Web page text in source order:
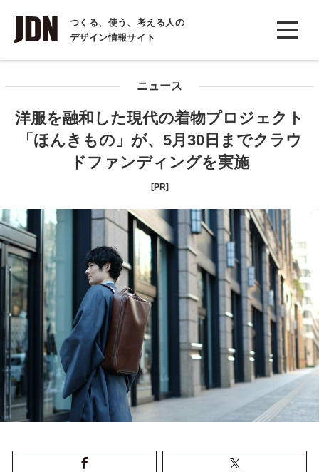
つくる、使う、考える人の
デザイン情報サイト
INTERVIEW
インタビュー
COLUMN
コラム
ニュース
洋服を融和した現代の着物プロジェクト
「ほんきもの」が、5月30日までクラウ
ドファンディングを実施
[PR]